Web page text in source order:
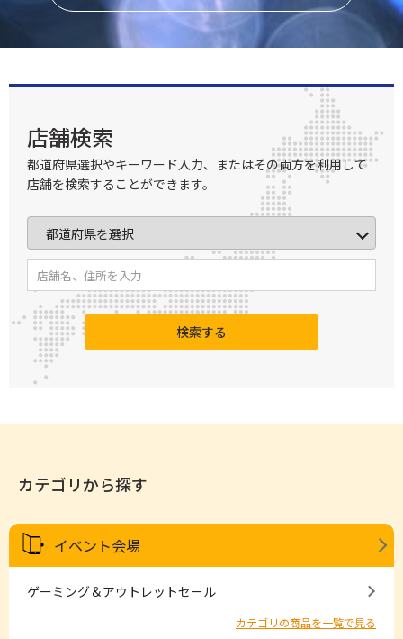
店舗検索
都道府県選択やキーワード入力、またはその両方を利用して
店舗を検索することができます。
検索する
カテゴリから探す
イベント会場
ゲーミング＆アウトレットセール
カテゴリの商品を一覧で見る